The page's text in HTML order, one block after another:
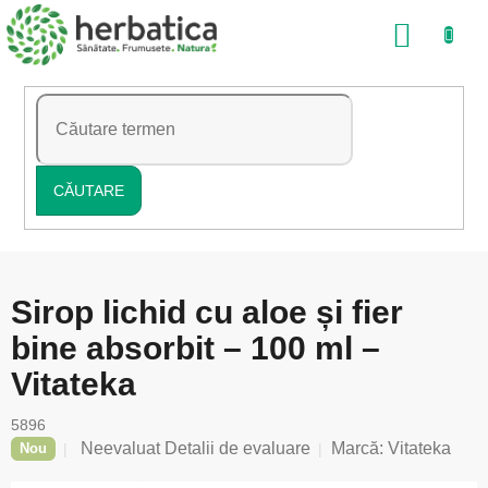
Treci
la
conținut
CĂUTARE
COŞ
Sirop lichid cu aloe și fier
bine absorbit – 100 ml –
Vitateka
5896
Nou
Evaluarea
Neevaluat Detalii de evaluare Marcă: Vitateka